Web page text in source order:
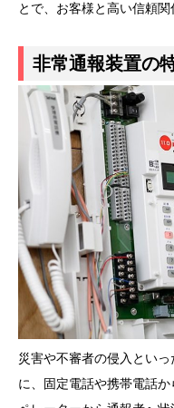
とで、お客様と高い信頼関
非常通報装置の
災害や不審者の侵入とい
に、固定電話や携帯電話